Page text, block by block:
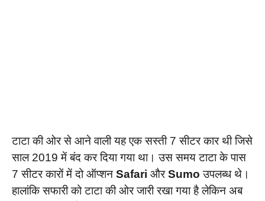
टाटा की ओर से आने वाली यह एक सस्ती 7 सीटर कार थी जिसे
साल 2019 में बंद कर दिया गया था। उस समय टाटा के पास
7 सीटर कारों में दो ऑप्शन Safari औरSumo उपलब्ध थे।
हालांकि सफारी को टाटा की ओर जारी रखा गया है लेकिन अब